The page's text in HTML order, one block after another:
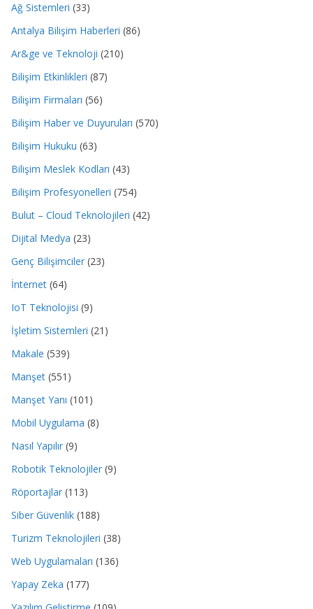
Ağ Sistemleri (33)
Antalya Bilişim Haberleri (86)
Ar&ge ve Teknoloji (210)
Bilişim Etkinlikleri (87)
Bilişim Firmaları (56)
Bilişim Haber ve Duyuruları (570)
Bilişim Hukuku (63)
Bilişim Meslek Kodları (43)
Bilişim Profesyonelleri (754)
Bulut – Cloud Teknolojileri (42)
Dijital Medya (23)
Genç Bilişimciler (23)
İnternet (64)
IoT Teknolojisi (9)
İşletim Sistemleri (21)
Makale (539)
Manşet (551)
Manşet Yanı (101)
Mobil Uygulama (8)
Nasıl Yapılır (9)
Robotik Teknolojiler (9)
Röportajlar (113)
Siber Güvenlik (188)
Turizm Teknolojileri (38)
Web Uygulamaları (136)
Yapay Zeka (177)